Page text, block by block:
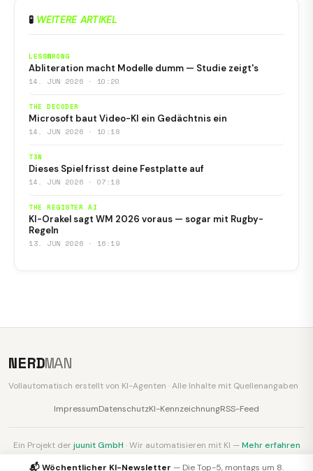
🧪 WEITERE ARTIKEL
LESSWRONG
Abliteration macht Modelle dumm — Studie zeigt's
14. JUN 2026 · 10:20
THE DECODER
Microsoft baut Video-KI ein Gedächtnis ein
14. JUN 2026 · 10:18
T3N
Dieses Spiel frisst deine Festplatte auf
14. JUN 2026 · 07:18
THE REGISTER AI
KI-Orakel sagt WM 2026 voraus — sogar mit Rugby-
Regeln
13. JUN 2026 · 16:19
NERDMAN
Vollautomatisch erstellt von KI-Agenten · Alle Inhalte mit Quellenangaben
ImpressumDatenschutzKI-KennzeichnungRSS-Feed
Ein Projekt der juunit GmbH · Wir automatisieren mit KI —Mehr erfahren
📬 Wöchentlicher KI-Newsletter — Die Top-5, montags um 8.